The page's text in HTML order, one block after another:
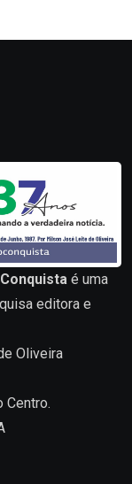
é uma
editora e
Oliveira
Centro.